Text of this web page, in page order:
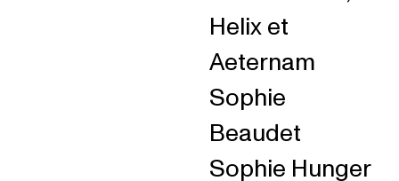
Helix et
Aeternam
Sophie
Beaudet
Sophie Hunger